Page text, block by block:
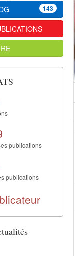
143
publications
publications